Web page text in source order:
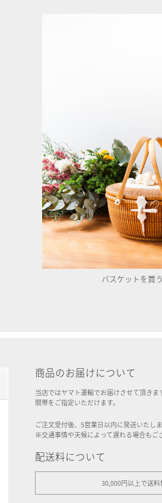
バスケットを買う
商品のお届けについて
当店ではヤマト運輸でお届けさせて頂きま
間帯をご指定いただけます。
ご注文受付後、5営業日以内に発送いたしま
※交通事情や天候によって遅れる場合もご
配送料について
30,000円以上で送料